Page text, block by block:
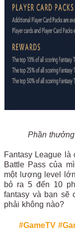
Phần
Fantasy League
Battle Pass của
một lượng level
bỏ ra 5 đến 10
fantasy và bạn sẽ
phải không nào?
#GameTV